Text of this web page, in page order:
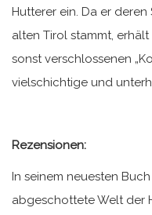
Hutterer ein. Da er
alten Tirol stammt,
sonst verschlossenen
vielschichtige und
Rezensionen:
In seinem neuesten
abgeschottete Welt der